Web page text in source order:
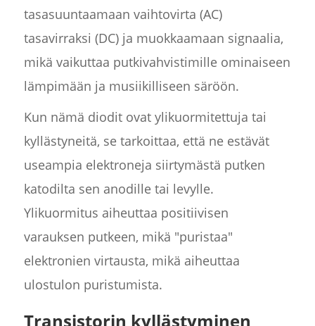
tasasuuntaamaan vaihtovirta (AC)
tasavirraksi (DC) ja muokkaamaan signaalia,
mikä vaikuttaa putkivahvistimille ominaiseen
lämpimään ja musiikilliseen säröön.
Kun nämä diodit ovat ylikuormitettuja tai
kyllästyneitä, se tarkoittaa, että ne estävät
useampia elektroneja siirtymästä putken
katodilta sen anodille tai levylle.
Ylikuormitus aiheuttaa positiivisen
varauksen putkeen, mikä "puristaa"
elektronien virtausta, mikä aiheuttaa
ulostulon puristumista.
Transistorin kyllästyminen